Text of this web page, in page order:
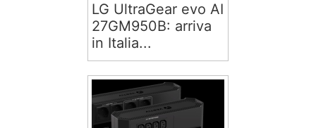
LG UltraGear evo AI
27GM950B: arriva
in Italia...